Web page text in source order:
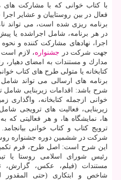
با كتاب خوانی كه با مشاركت های
فعال در بین روستاییان و عشایر
برنامه ریزی شده است، می تواند
در هر برنامه، شامل اجراشده یا
اجرا، نهادهای مشاركت كننده و
جهت شركت در جشنواره، لازم است
مدارك و مستندات به امضای
كتابخانه یا متولی طرح های كتاب
برنامه های ارسالی می تواند
شرح باشد: اقدامات زیربنایی شامل
خوانی ازجمله كتابخانه، واگذاری
زیربنایی، فعالیت های ترویجی
ها، نمایشگاه ها، و هر فعالیتی كه
ترویج كتاب و كتاب خوانی
شركت در ششمین دوره جشنواره
این شرح است: اصل طرح، فرم
رئیس شورای اسلامی روستا یا
مستندات (فیلم، عكس، گزارش،
شاخص و ابتكاری (حتی